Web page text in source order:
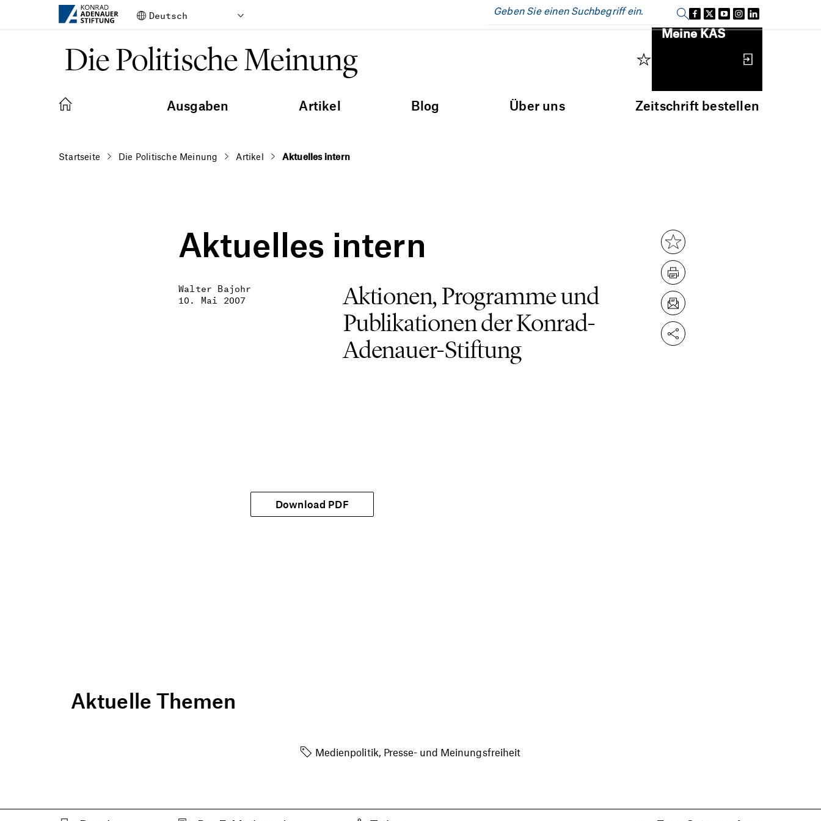
Zum Hauptinhalt springen
Die Politische Meinung
Einloggen
Meine KAS
Ausgaben Artikel Blog Über uns Zeitschrift bestellen
Startseite Die Politische Meinung Artikel Aktuelles intern
Aktuelles intern
Walter Bajohr
10. Mai 2007
Aktionen, Programme und
Publikationen der Konrad-
Adenauer-Stiftung
Download PDF
Aktuelle Themen
Medienpolitik, Presse- und Meinungsfreiheit